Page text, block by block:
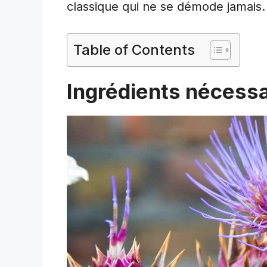
classique qui ne se démode jamais.
Table of Contents
Ingrédients